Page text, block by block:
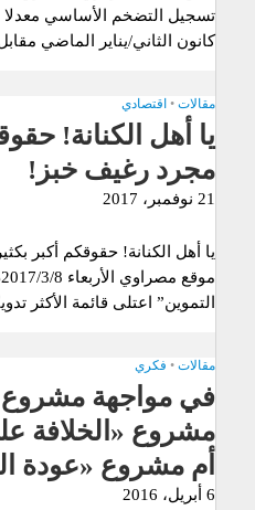
كانون الثاني/يناير الماضي مقابل 4.35% في
مقالات • اقتصادي
يا أهل الكنانة!
مجرد رغيف خبز!
21 نوفمبر، 2017
يا أهل الكنانة! حقوقكم أكبر
التموين” اعتلى قائمة الأكثر
مقالات • فكري
في مواجهة مشروع
مشروع «الخلافة
أم مشروع «عودة
6 أبريل، 2016